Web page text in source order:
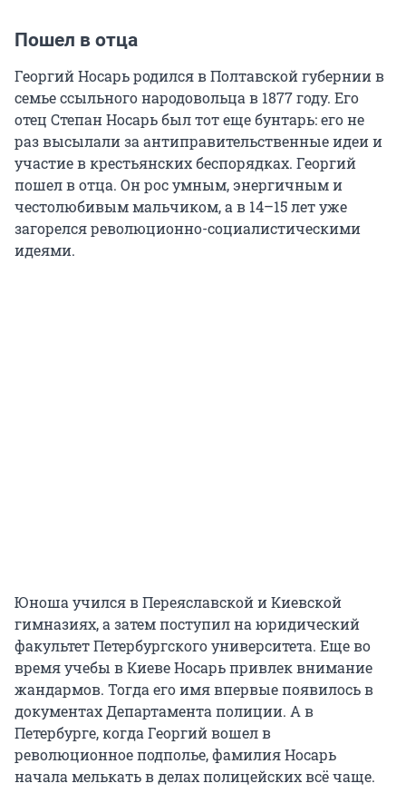
Пошел в отца
Георгий Носарь родился в Полтавской губернии в
семье ссыльного народовольца в 1877 году. Его
отец Степан Носарь был тот еще бунтарь: его не
раз высылали за антиправительственные идеи и
участие в крестьянских беспорядках. Георгий
пошел в отца. Он рос умным, энергичным и
честолюбивым мальчиком, а в 14–15 лет уже
загорелся революционно-социалистическими
идеями.
Юноша учился в Переяславской и Киевской
гимназиях, а затем поступил на юридический
факультет Петербургского университета. Еще во
время учебы в Киеве Носарь привлек внимание
жандармов. Тогда его имя впервые появилось в
документах Департамента полиции. А в
Петербурге, когда Георгий вошел в
революционное подполье, фамилия Носарь
начала мелькать в делах полицейских всё чаще.